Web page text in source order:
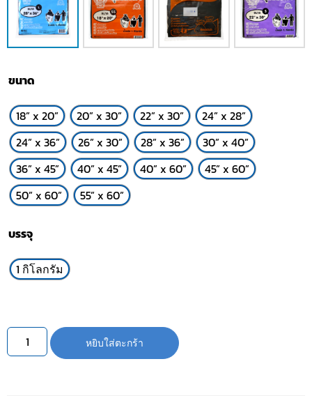
ขนาด
18” x 20” 20” x 30” 22” x 30”
24” x 28”
24” x 36”
26” x 30” 28” x 36”
30” x 40”
36” x 45”
40” x 45” 40” x 60”
45” x 60”
50” x 60”
55” x 60”
บรรจุ
1 กิโลกรัม
หยิบใส่ตะกร้า